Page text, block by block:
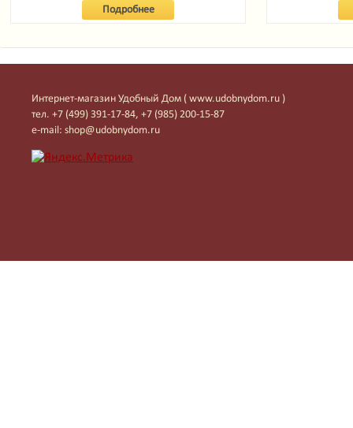
Подробнее
Интернет-магазин Удобный Дом ( www.udobnydom.ru )
тел. +7 (499) 391-17-84, +7 (985) 200-15-87
e-mail: shop@udobnydom.ru